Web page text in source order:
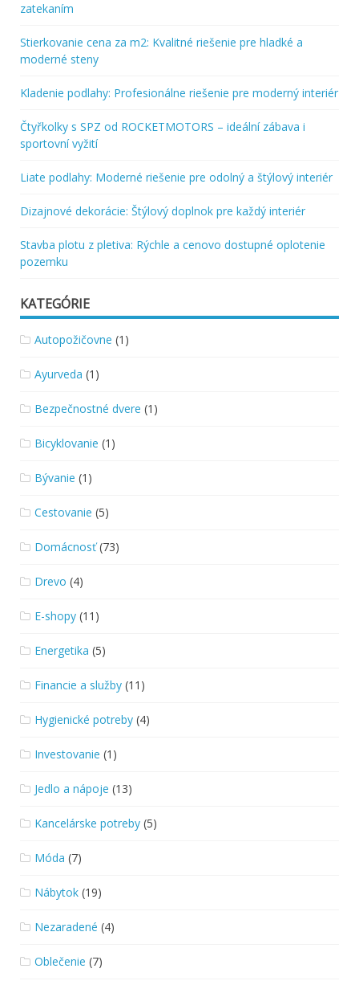
zatekaním
Stierkovanie cena za m2: Kvalitné riešenie pre hladké a
moderné steny
Kladenie podlahy: Profesionálne riešenie pre moderný interiér
Čtyřkolky s SPZ od ROCKETMOTORS – ideální zábava i
sportovní vyžití
Liate podlahy: Moderné riešenie pre odolný a štýlový interiér
Dizajnové dekorácie: Štýlový doplnok pre každý interiér
Stavba plotu z pletiva: Rýchle a cenovo dostupné oplotenie
pozemku
KATEGÓRIE
Autopožičovne (1)
Ayurveda (1)
Bezpečnostné dvere (1)
Bicyklovanie (1)
Bývanie (1)
Cestovanie (5)
Domácnosť(73)
Drevo (4)
E-shopy (11)
Energetika (5)
Financie a služby (11)
Hygienické potreby (4)
Investovanie (1)
Jedlo a nápoje (13)
Kancelárske potreby (5)
Móda (7)
Nábytok (19)
Nezaradené (4)
Oblečenie (7)